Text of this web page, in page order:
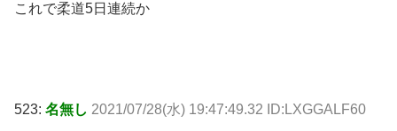
これで柔道5日連続か
523: 名無し 2021/07/28(水) 19:47:49.32 ID:LXGGALF60